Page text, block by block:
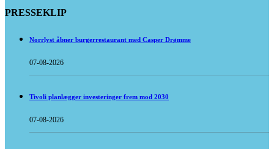
PRESSEKLIP
Norrlyst åbner burgerrestaurant med Casper Drømme
07-08-2026
Tivoli planlægger investeringer frem mod 2030
07-08-2026